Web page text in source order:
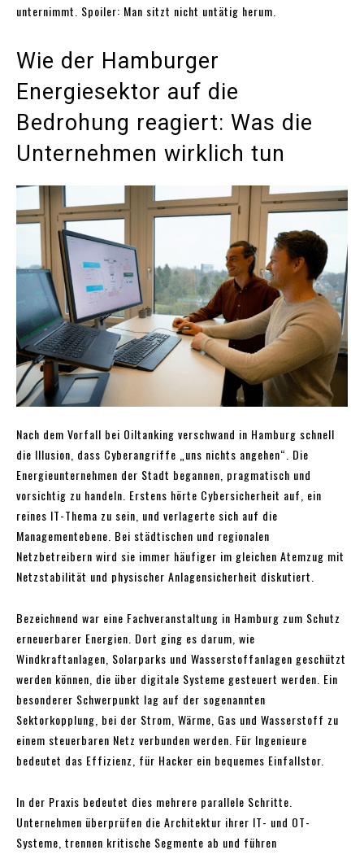
unternimmt. Spoiler: Man sitzt nicht untätig herum.
Wie der Hamburger
Energiesektor auf die
Bedrohung reagiert: Was die
Unternehmen wirklich tun
Nach dem Vorfall bei Oiltanking verschwand in Hamburg schnell
die Illusion, dass Cyberangriffe „uns nichts angehen“. Die
Energieunternehmen der Stadt begannen, pragmatisch und
vorsichtig zu handeln. Erstens hörte Cybersicherheit auf, ein
reines IT-Thema zu sein, und verlagerte sich auf die
Managementebene. Bei städtischen und regionalen
Netzbetreibern wird sie immer häufiger im gleichen Atemzug mit
Netzstabilität und physischer Anlagensicherheit diskutiert.
Bezeichnend war eine Fachveranstaltung in Hamburg zum Schutz
erneuerbarer Energien. Dort ging es darum, wie
Windkraftanlagen, Solarparks und Wasserstoffanlagen geschützt
werden können, die über digitale Systeme gesteuert werden. Ein
besonderer Schwerpunkt lag auf der sogenannten
Sektorkopplung, bei der Strom, Wärme, Gas und Wasserstoff zu
einem steuerbaren Netz verbunden werden. Für Ingenieure
bedeutet das Effizienz, für Hacker ein bequemes Einfallstor.
In der Praxis bedeutet dies mehrere parallele Schritte.
Unternehmen überprüfen die Architektur ihrer IT- und OT-
Systeme, trennen kritische Segmente ab und führen